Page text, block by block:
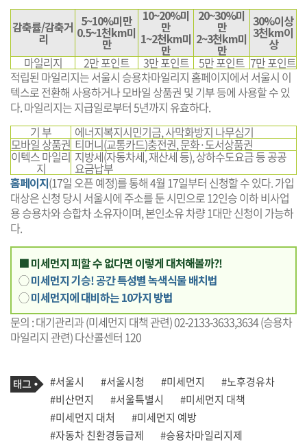
감축률/감축거
리
5~10%미만
0.5~1천km미
만
10~20%미
만
1~2천km미
만
20~30%미
만
2~3천km미
만
30%이상
3천km이
상
마일리지
2만 포인트 3만 포인트 5만 포인트 7만 포인트
적립된 마일리지는 서울시 승용차마일리지 홈페이지에서 서울시 이
텍스로 전환해 사용하거나 모바일 상품권 및 기부 등에 사용할 수 있
다. 마일리지는 지급일로부터 5년까지 유효하다.
기 부
에너지복지시민기금, 사막화방지 나무심기
모바일 상품권 티머니(교통카드)충전권, 문화·도서상품권
이텍스 마일리
지
지방세(자동차세, 재산세 등), 상하수도요금 등 공공
요금납부
홈페이지(17일 오픈 예정)를 통해 4월 17일부터 신청할 수 있다. 가입
대상은 신청 당시 서울시에 주소를 둔 시민으로 12인승 이하 비사업
용 승용차와 승합차 소유자이며, 본인소유 차량 1대만 신청이 가능하
다.
■ 미세먼지 피할 수 없다면 이렇게 대처해볼까?!
◯미세먼지 기승! 공간 특성별 녹색식물 배치법
◯미세먼지에 대비하는 10가지 방법
문의 : 대기관리과 (미세먼지 대책 관련) 02-2133-3633,3634 (승용차
마일리지 관련) 다산콜센터 120
기
사
관
련
태
그
태
그
#서울시 #서울시청 #미세먼지
#노후경유차
#비산먼지
#서울특별시
#미세먼지 대책
#미세먼지 대처
#미세먼지 예방
#자동차 친환경등급제
#승용차마일리지제